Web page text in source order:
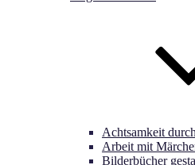
Achtsamkeit
Arbeit mit
Bilderbücher